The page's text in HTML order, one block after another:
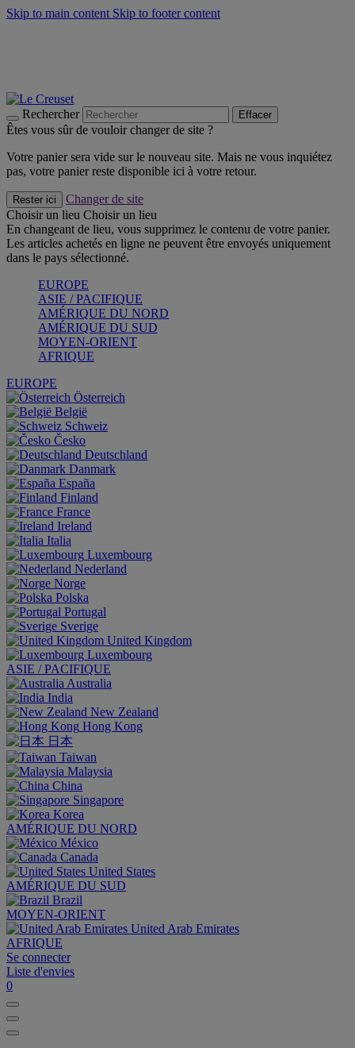
Skip to main content Skip to footer content
Rechercher Effacer
Êtes vous sûr de vouloir changer de site ?
Votre panier sera vide sur le nouveau site. Mais ne vous inquiétez
pas, votre panier reste disponible ici à votre retour.
Rester ici
Changer de site
Choisir un lieu Choisir un lieu
En changeant de lieu, vous supprimez le contenu de votre panier.
Les articles achetés en ligne ne peuvent être envoyés uniquement
dans le pays sélectionné.
EUROPE
ASIE / PACIFIQUE
AMÉRIQUE DU NORD
AMÉRIQUE DU SUD
MOYEN-ORIENT
AFRIQUE
EUROPE
Österreich
België
Schweiz
Česko
Deutschland
Danmark
España
Finland
France
Ireland
Italia
Luxembourg
Nederland
Norge
Polska
Portugal
Sverige
United Kingdom
Luxembourg
ASIE / PACIFIQUE
Australia
India
New Zealand
Hong Kong
日本
Taiwan
Malaysia
China
Singapore
Korea
AMÉRIQUE DU NORD
México
Canada
United States
AMÉRIQUE DU SUD
Brazil
MOYEN-ORIENT
United Arab Emirates
AFRIQUE
Se connecter
Liste d'envies
0